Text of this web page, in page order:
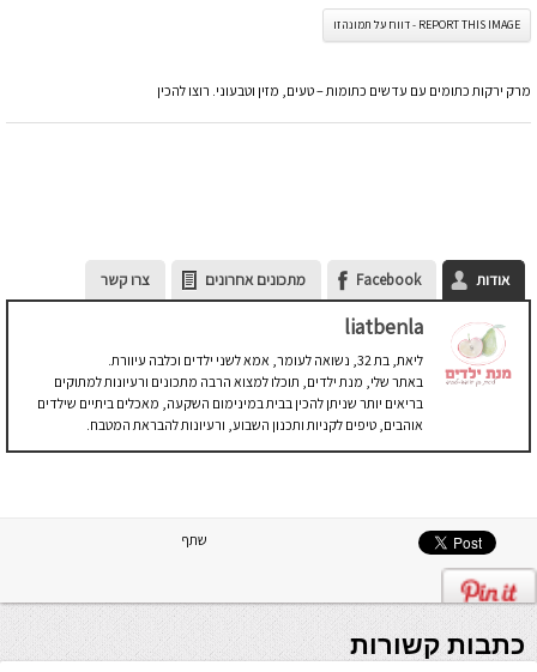
REPORT THIS IMAGE - דווח על תמונה זו
מרק ירקות כתומים עם עדשים כתומות – טעים, מזין וטבעוני. רוצו להכין
אודות Facebook מתכונים אחרונים צרו קשר
liatbenla
ליאת, בת 32, נשואה לעומר, אמא לשני ילדים וכלבה עיוורת.
באתר שלי, מנת ילדים, תוכלו למצוא הרבה מתכונים ורעיונות למתוקים
בריאים יותר שניתן להכין בבית במינימום השקעה, מאכלים ביתיים שילדים
אוהבים, טיפים לקניות ותכנון השבוע, ורעיונות להבראת המטבח.
שתף
כתבות קשורות